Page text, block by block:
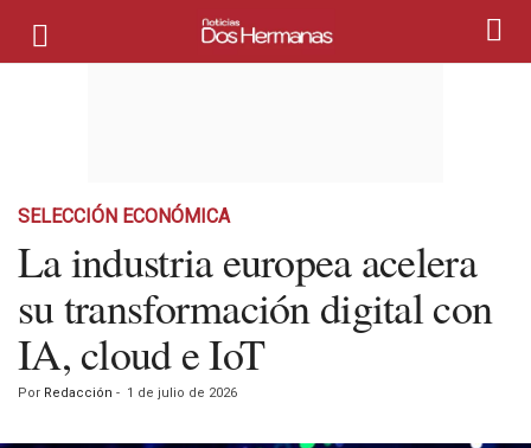
SELECCIÓN ECONÓMICA
La industria europea acelera
su transformación digital con
IA, cloud e IoT
Por Redacción - 1 de julio de 2026